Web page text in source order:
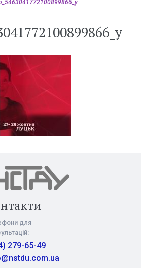
для
279-65-49